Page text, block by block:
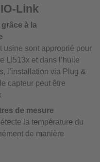
Link
à la
usine sont approprié pour
LI513x et dans l’huile
l’installation via Plug &
capteur peut être
de mesure
la température du
de manière